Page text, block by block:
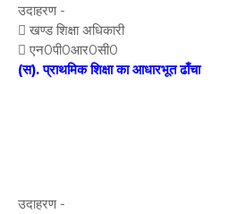
उदाहरण -
 खण्ड शिक्षा अधिकारी
 एन0पी0आर0सी0
(स). प्राथमिक शिक्षा का आधारभूत ढाँचा
उदाहरण -